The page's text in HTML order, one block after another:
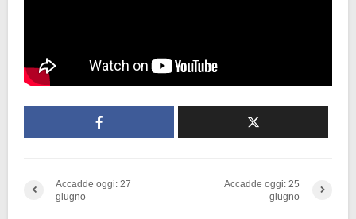
Accadde oggi: 27
giugno
Accadde oggi: 25
giugno